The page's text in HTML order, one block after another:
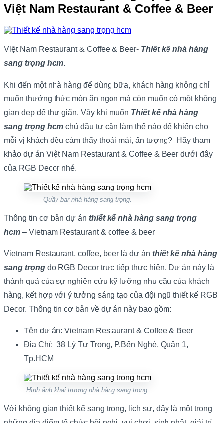
Việt Nam Restaurant & Coffee & Beer
Việt Nam Restaurant & Coffee & Beer- Thiết kế nhà hàng
sang trọng hcm.
Khi đến một nhà hàng để dùng bữa, khách hàng không chỉ
muốn thưởng thức món ăn ngon mà còn muốn có một không
gian đẹp để thư giãn. Vậy khi muốn Thiết kế nhà hàng
sang trọng hcm chủ đầu tư cần làm thế nào để khiến cho
mỗi vị khách đều cảm thấy thoải mái, ấn tượng? Hãy tham
khảo dự án Việt Nam Restaurant & Coffee & Beer dưới đây
của RGB Decor nhé.
Quầy bar nhà hàng sang trọng.
Thông tin cơ bản dự án thiết kế nhà hàng sang trọng
hcm – Vietnam Restaurant & coffee & beer
Vietnam Restaurant, coffee, beer là dự án thiết kế nhà hàng
sang trọng do RGB Decor trực tiếp thực hiện. Dự án này là
thành quả của sự nghiên cứu kỹ lưỡng nhu cầu của khách
hàng, kết hợp với ý tưởng sáng tạo của đội ngũ thiết kế RGB
Decor. Thông tin cơ bản về dự án này bao gồm:
Tên dự án: Vietnam Restaurant & Coffee & Beer
Địa Chỉ: 38 Lý Tự Trọng, P.Bến Nghé, Quận 1,
Tp.HCM
Hình ảnh khai trương nhà hàng sang trọng.
Với không gian thiết kế sang trọng, lịch sự, đây là một trong